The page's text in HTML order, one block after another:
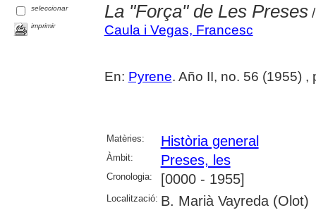
seleccionar
imprimir
La "Força" de Les Preses/
Caula i Vegas, Francesc
En: Pyrene. Año II, no. 56 (1955) ,
Matèries: Història general
Àmbit: Preses, les
Cronologia: [0000 - 1955]
Localització: B. Marià Vayreda (Olot)